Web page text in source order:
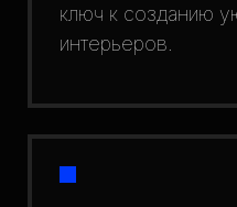
ключ к созданию
интерьеров.